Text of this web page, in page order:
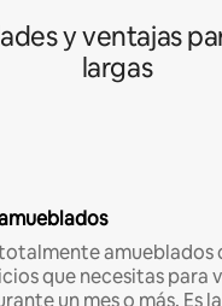
y ventajas
largas
amueblados
que necesitas para
un mes o más. Es